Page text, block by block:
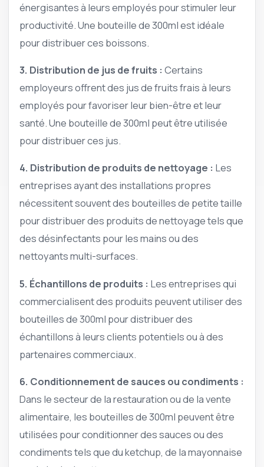
énergisantes à leurs employés pour stimuler leur
productivité. Une bouteille de 300ml est idéale
pour distribuer ces boissons.
3. Distribution de jus de fruits : Certains
employeurs offrent des jus de fruits frais à leurs
employés pour favoriser leur bien-être et leur
santé. Une bouteille de 300ml peut être utilisée
pour distribuer ces jus.
4. Distribution de produits de nettoyage : Les
entreprises ayant des installations propres
nécessitent souvent des bouteilles de petite taille
pour distribuer des produits de nettoyage tels que
des désinfectants pour les mains ou des
nettoyants multi-surfaces.
5. Échantillons de produits : Les entreprises qui
commercialisent des produits peuvent utiliser des
bouteilles de 300ml pour distribuer des
échantillons à leurs clients potentiels ou à des
partenaires commerciaux.
6. Conditionnement de sauces ou condiments :
Dans le secteur de la restauration ou de la vente
alimentaire, les bouteilles de 300ml peuvent être
utilisées pour conditionner des sauces ou des
condiments tels que du ketchup, de la mayonnaise